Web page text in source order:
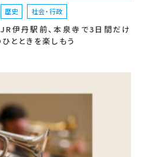
歴史 社会・行政
JR伊丹駅前、本泉寺で3日間だけ
とときを楽しもう